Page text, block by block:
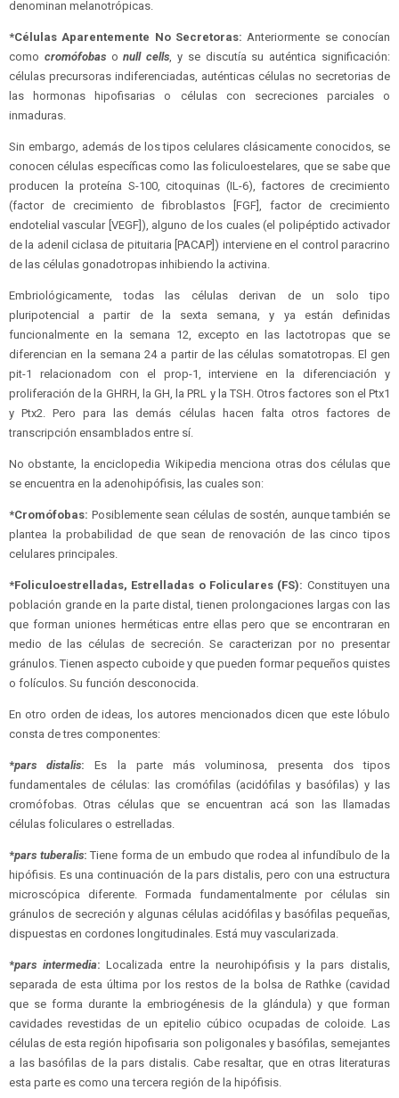
denominan melanotrópicas.
*Células Aparentemente No Secretoras: Anteriormente se conocían
como cromófobasonull cells, y se discutía su auténtica significación:
células precursoras indiferenciadas, auténticas células no secretorias de
las hormonas hipofisarias o células con secreciones parciales o
inmaduras.
Sin embargo, además de los tipos celulares clásicamente conocidos, se
conocen células específicas como las foliculoestelares, que se sabe que
producen la proteína S-100, citoquinas (IL-6), factores de crecimiento
(factor de crecimiento de fibroblastos [FGF], factor de crecimiento
endotelial vascular [VEGF]), alguno de los cuales (el polipéptido activador
de la adenil ciclasa de pituitaria [PACAP]) interviene en el control paracrino
de las células gonadotropas inhibiendo la activina.
Embriológicamente, todas las células derivan de un solo tipo
pluripotencial a partir de la sexta semana, y ya están definidas
funcionalmente en la semana 12, excepto en las lactotropas que se
diferencian en la semana 24 a partir de las células somatotropas. El gen
pit-1 relacionadom con el prop-1, interviene en la diferenciación y
proliferación de la GHRH, la GH, la PRL y la TSH. Otros factores son el Ptx1
y Ptx2. Pero para las demás células hacen falta otros factores de
transcripción ensamblados entre sí.
No obstante, la enciclopedia Wikipedia menciona otras dos células que
se encuentra en la adenohipófisis, las cuales son:
*Cromófobas: Posiblemente sean células de sostén, aunque también se
plantea la probabilidad de que sean de renovación de las cinco tipos
celulares principales.
*Foliculoestrelladas, Estrelladas o Foliculares (FS): Constituyen una
población grande en la parte distal, tienen prolongaciones largas con las
que forman uniones herméticas entre ellas pero que se encontraran en
medio de las células de secreción. Se caracterizan por no presentar
gránulos. Tienen aspecto cuboide y que pueden formar pequeños quistes
o folículos. Su función desconocida.
En otro orden de ideas, los autores mencionados dicen que este lóbulo
consta de tres componentes:
*pars distalis: Es la parte más voluminosa, presenta dos tipos
fundamentales de células: las cromófilas (acidófilas y basófilas) y las
cromófobas. Otras células que se encuentran acá son las llamadas
células foliculares o estrelladas.
*pars tuberalis: Tiene forma de un embudo que rodea al infundíbulo de la
hipófisis. Es una continuación de la pars distalis, pero con una estructura
microscópica diferente. Formada fundamentalmente por células sin
gránulos de secreción y algunas células acidófilas y basófilas pequeñas,
dispuestas en cordones longitudinales. Está muy vascularizada.
*pars intermedia: Localizada entre la neurohipófisis y la pars distalis,
separada de esta última por los restos de la bolsa de Rathke (cavidad
que se forma durante la embriogénesis de la glándula) y que forman
cavidades revestidas de un epitelio cúbico ocupadas de coloide. Las
células de esta región hipofisaria son poligonales y basófilas, semejantes
a las basófilas de la pars distalis. Cabe resaltar, que en otras literaturas
esta parte es como una tercera región de la hipófisis.